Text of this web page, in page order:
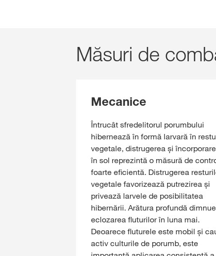
Măsuri de
Mecanice
Întrucât sfredelitorul porumbului
hibernează în formă larvară în
vegetale, distrugerea și
în sol reprezintă o măsură de
foarte eficientă. Distrugerea
vegetale favorizează putrezirea și
privează larvele de posibilitatea
hibernării. Arătura profundă
eclozarea fluturilor în luna mai.
Deoarece fluturele este mobil și
activ culturile de porumb, este